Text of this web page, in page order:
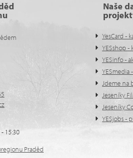
15:30
Praděd
Naše
YesCard -
YESshop -
YESinfo -
YESmedia
Jdeme na
Jeseníky
Jeseníky
YESjobs -